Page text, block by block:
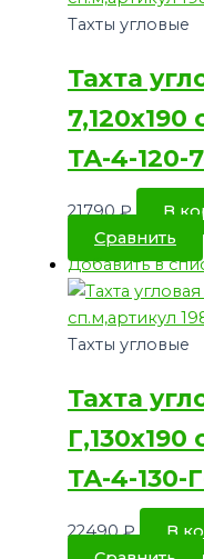
Тахты угловые
Тахта
7,120х190
ТА-4-120-
21790₽
В
Сравнить
Добавить в
Тахты угловые
Тахта
ТА-4-130-
22490₽
В